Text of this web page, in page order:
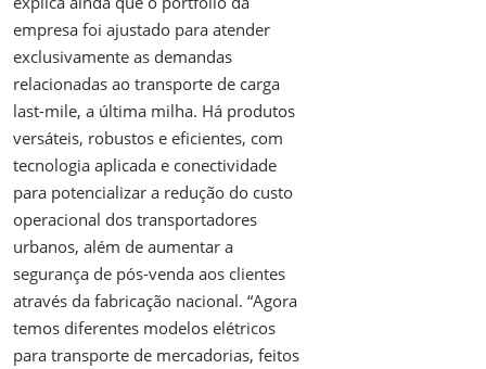
empresa foi ajustado para atender
exclusivamente as demandas
relacionadas ao transporte de carga
last-mile, a última milha. Há produtos
versáteis, robustos e eficientes, com
tecnologia aplicada e conectividade
para potencializar a redução do custo
operacional dos transportadores
urbanos, além de aumentar a
segurança de pós-venda aos clientes
através da fabricação nacional. “Agora
temos diferentes modelos elétricos
para transporte de mercadorias, feitos